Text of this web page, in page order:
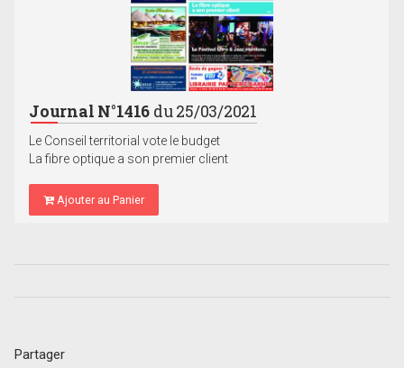
Journal N°1416 du 25/03/2021
Le Conseil territorial vote le budget
La fibre optique a son premier client
Ajouter au Panier
Partager